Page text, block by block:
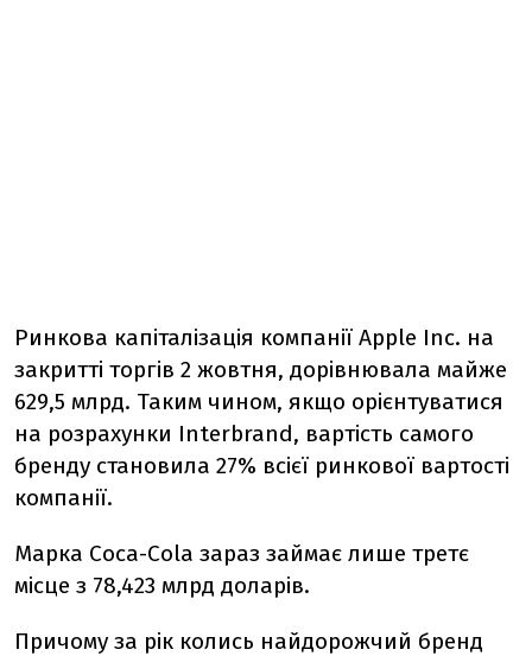
Ринкова капіталізація компанії Apple Inc. на
закритті торгів 2 жовтня, дорівнювала майже
629,5 млрд. Таким чином, якщо орієнтуватися
на розрахунки Interbrand, вартість самого
бренду становила 27% всієї ринкової вартості
компанії.
Марка Coca-Cola зараз займає лише третє
місце з 78,423 млрд доларів.
Причому за рік колись найдорожчий бренд